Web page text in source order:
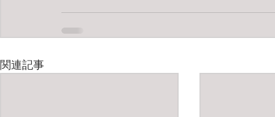
関連記事